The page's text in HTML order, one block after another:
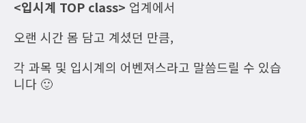
<입시계 TOP class> 업계에서
오랜 시간 몸 담고 계셨던 만큼,
각 과목 및 입시계의 어벤져스라고 말씀드릴 수 있습
니다 🙂